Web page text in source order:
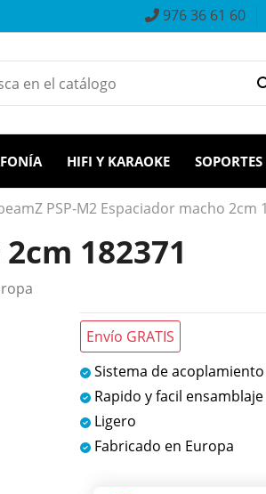
976 36 61 60
HIFI Y KARAOKE SOPORTES
PSP-M2 Espaciador macho 2cm
182371
Envío GRATIS
Sistema de acoplamiento
Rapido y facil ensamblaje
Ligero
Fabricado en Europa